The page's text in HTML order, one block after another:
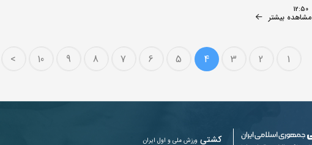
12:50
مشاهده بیشتر
1
2
3
4
5
6
7
8
9
10
>
کشتی ورزش ملی و اول ایران